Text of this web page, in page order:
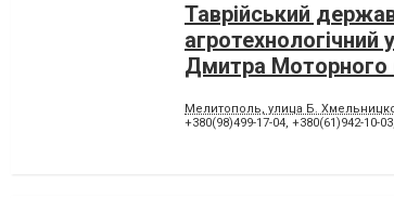
Таврійський
агротехнологічний
Дмитра
Мелитополь, улица Б.
+380(98)499-17-04, +380(61)942-10-03